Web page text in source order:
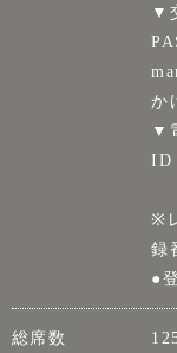
▼
か
▼
ID
※
録
●
総席数